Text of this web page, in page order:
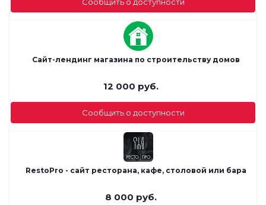
Сайт-лендинг магазина по строительству домов
12 000 руб.
Сообщить о доступности
RestoPro - сайт ресторана, кафе, столовой или бара
8 000 руб.